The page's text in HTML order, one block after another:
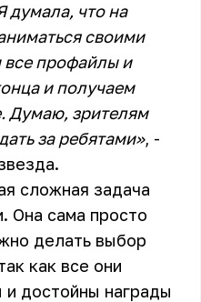
думала, что на
своими
профайлы и
и получаем
Думаю, зрителям
за ребятами», -
сложная задача
Она сама просто
делать выбор
как все они
и достойны награды